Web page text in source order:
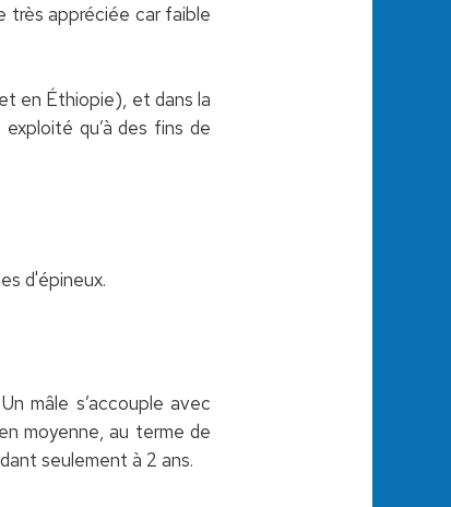
très appréciée car faible
en Éthiopie), et dans la
qu’à des fins de
d'épineux.
mâle s’accouple avec
moyenne, au terme de
seulement à 2 ans.